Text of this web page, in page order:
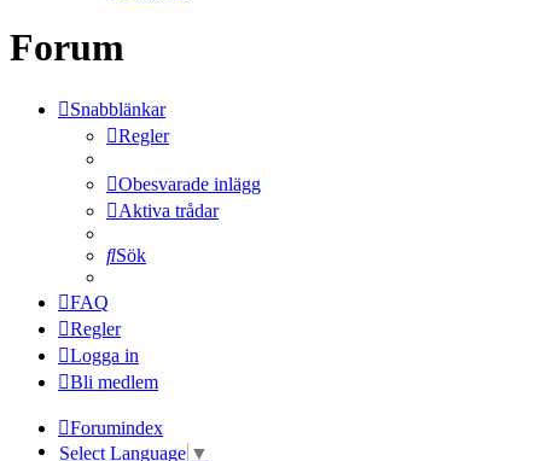
Forum
Snabblänkar
Regler
Obesvarade inlägg
Aktiva trådar
Sök
FAQ
Regler
Logga in
Bli medlem
Forumindex
Select Language ▼